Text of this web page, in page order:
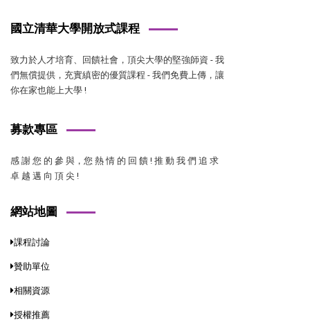
國立清華大學開放式課程
致力於人才培育、回饋社會，頂尖大學的堅強師資 - 我
們無償提供，充實縝密的優質課程 - 我們免費上傳，讓
你在家也能上大學 !
募款專區
感 謝 您 的 參 與，您 熱 情 的 回 饋 ! 推 動 我 們 追 求
卓 越 邁 向 頂 尖 !
網站地圖
課程討論
贊助單位
相關資源
授權推薦